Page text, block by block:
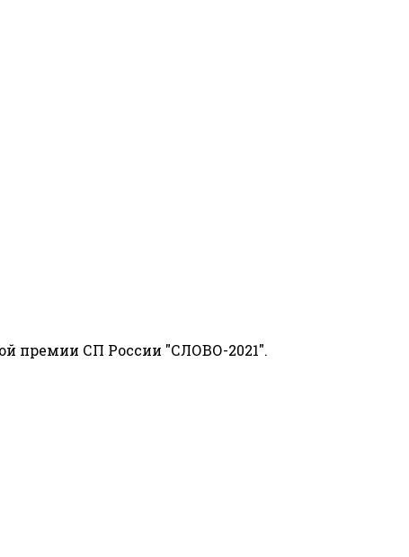
премии СП России "СЛОВО-2021".